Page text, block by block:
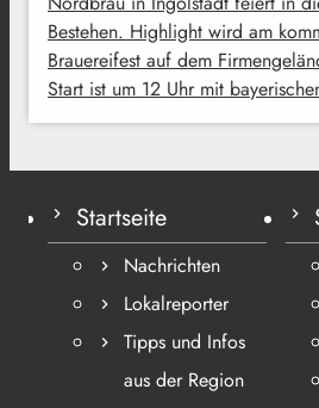
Bestehen. Highlight wird am
Brauereifest auf dem
Start ist um 12 Uhr mit
Startseite
Nachrichten
Lokalreporter
Tipps und Infos
aus der Region